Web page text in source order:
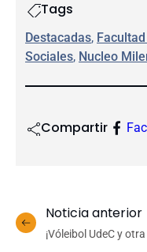
Tags
Destacadas,
Sociales, Nucleo
Compartir
Noticia anterior
¡Vóleibol UdeC y